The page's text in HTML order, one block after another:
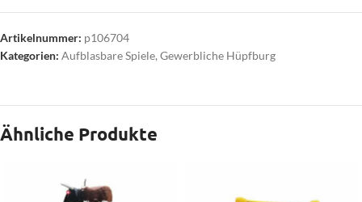
Artikelnummer: p106704
Kategorien: Aufblasbare Spiele, Gewerbliche Hüpfburg
Ähnliche Produkte